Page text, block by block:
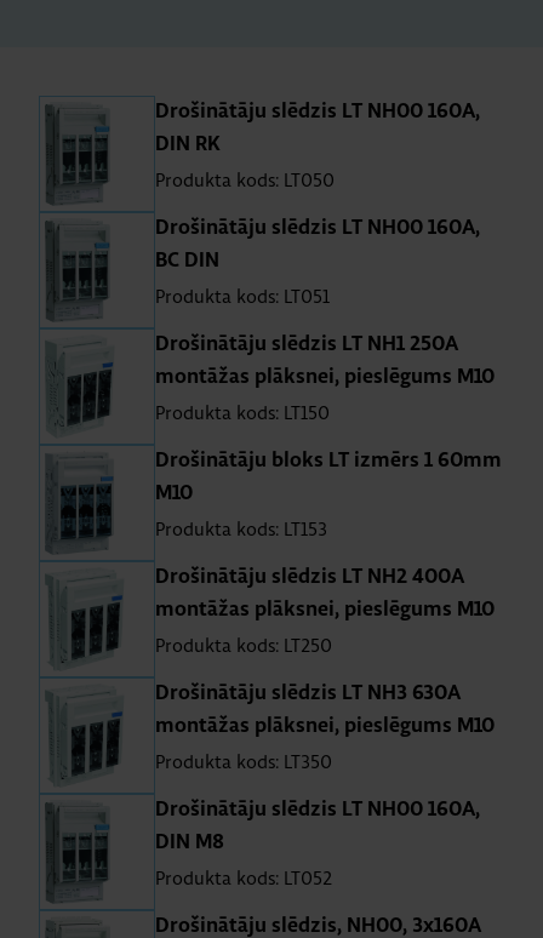
Drošinātāju slēdzis LT NH00 160A,
DIN RK
Produkta kods: LT050
Drošinātāju slēdzis LT NH00 160A,
BC DIN
Produkta kods: LT051
Drošinātāju slēdzis LT NH1 250A
montāžas plāksnei, pieslēgums M10
Produkta kods: LT150
Drošinātāju bloks LT izmērs 1 60mm
M10
Produkta kods: LT153
Drošinātāju slēdzis LT NH2 400A
montāžas plāksnei, pieslēgums M10
Produkta kods: LT250
Drošinātāju slēdzis LT NH3 630A
montāžas plāksnei, pieslēgums M10
Produkta kods: LT350
Drošinātāju slēdzis LT NH00 160A,
DIN M8
Produkta kods: LT052
Drošinātāju slēdzis, NH00, 3x160A